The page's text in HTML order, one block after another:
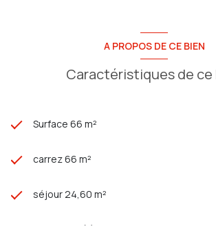
A PROPOS DE CE BIEN
Caractéristiques de ce
Surface 66 m²
carrez 66 m²
séjour 24,60 m²